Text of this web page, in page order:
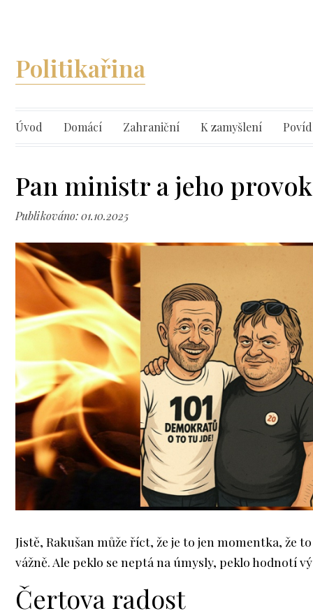
Politikařina
Úvod Domácí Zahraniční K zamyšlení
Pan ministr a jeho
Publikováno: 01.10.2025
Jistě, Rakušan může říct, že je to jen momentka, že
vážně. Ale peklo se neptá na úmysly, peklo hodnotí
Čertova radost